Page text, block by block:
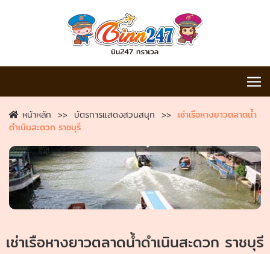
หน้าหลัก บัตรการแสดงสวนสนุก
เช่าเรือหางยาวตลาดน้ำ
ดำเนินสะดวก ราชบุรี
เช่าเรือหางยาวตลาดน้ำดำเนินสะดวก ราชบุรี